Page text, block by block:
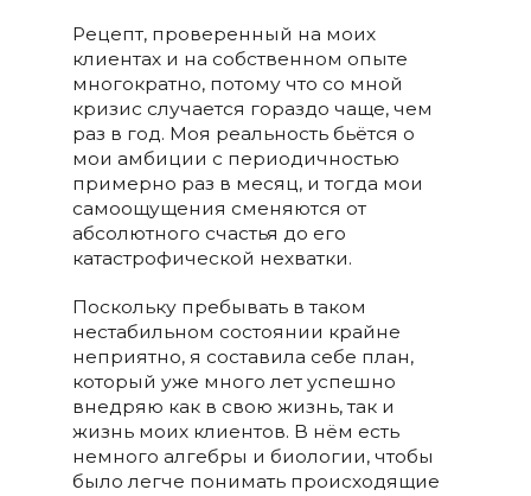
Рецепт, проверенный на моих
клиентах и на собственном опыте
многократно, потому что со мной
кризис случается гораздо чаще, чем
раз в год. Моя реальность бьётся о
мои амбиции с периодичностью
примерно раз в месяц, и тогда мои
самоощущения сменяются от
абсолютного счастья до его
катастрофической нехватки.
Поскольку пребывать в таком
нестабильном состоянии крайне
неприятно, я составила себе план,
который уже много лет успешно
внедряю как в свою жизнь, так и
жизнь моих клиентов. В нём есть
немного алгебры и биологии, чтобы
было легче понимать происходящие